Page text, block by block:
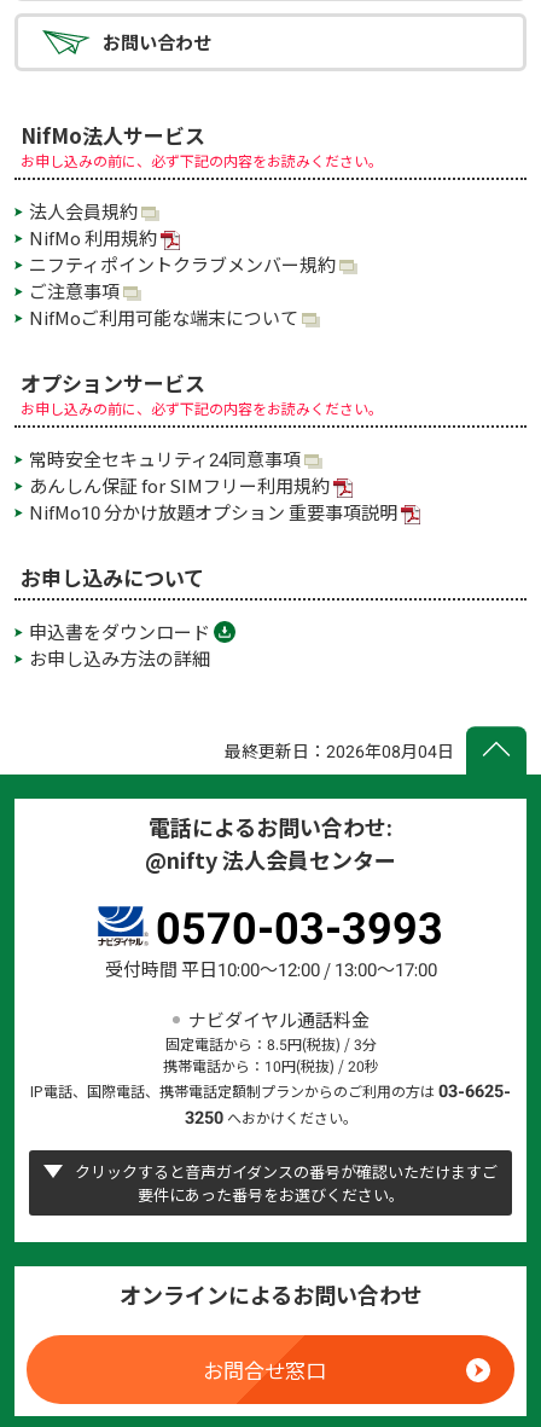
お問い合わせ
NifMo法人サービス
お申し込みの前に、必ず下記の内容をお読みください。
法人会員規約
NifMo 利用規約
ニフティポイントクラブメンバー規約
ご注意事項
NifMoご利用可能な端末について
オプションサービス
お申し込みの前に、必ず下記の内容をお読みください。
常時安全セキュリティ24同意事項
あんしん保証 for SIMフリー利用規約
NifMo10 分かけ放題オプション 重要事項説明
お申し込みについて
申込書をダウンロード
お申し込み方法の詳細
最終更新日：2026年08月04日
電話によるお問い合わせ:
@nifty 法人会員センター
0570-03-3993
受付時間 平日10:00～12:00 / 13:00～17:00
ナビダイヤル通話料金
固定電話から：8.5円(税抜) / 3分
携帯電話から：10円(税抜) / 20秒
IP電話、国際電話、携帯電話定額制プランからのご利用の方は03-6625-
3250へおかけください。
クリックすると音声ガイダンスの番号が確認いただけますご
要件にあった番号をお選びください。
オンラインによるお問い合わせ
お問合せ窓口